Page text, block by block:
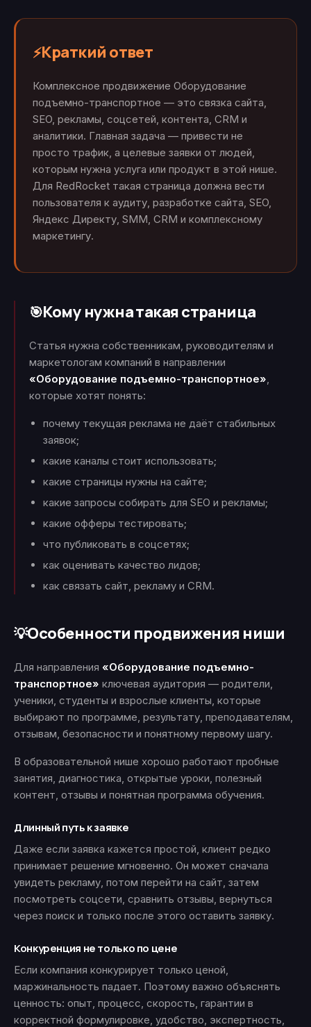
⚡Краткий ответ
Комплексное продвижение Оборудование
подъемно-транспортное — это связка сайта,
SEO, рекламы, соцсетей, контента, CRM и
аналитики. Главная задача — привести не
просто трафик, а целевые заявки от людей,
которым нужна услуга или продукт в этой нише.
Для RedRocket такая страница должна вести
пользователя к аудиту, разработке сайта, SEO,
Яндекс Директу, SMM, CRM и комплексному
маркетингу.
🎯Кому нужна такая страница
Статья нужна собственникам, руководителям и
маркетологам компаний в направлении
«Оборудование подъемно-транспортное»,
которые хотят понять:
почему текущая реклама не даёт стабильных
заявок;
какие каналы стоит использовать;
какие страницы нужны на сайте;
какие запросы собирать для SEO и рекламы;
какие офферы тестировать;
что публиковать в соцсетях;
как оценивать качество лидов;
как связать сайт, рекламу и CRM.
💡Особенности продвижения ниши
Для направления «Оборудование подъемно-
транспортное» ключевая аудитория — родители,
ученики, студенты и взрослые клиенты, которые
выбирают по программе, результату, преподавателям,
отзывам, безопасности и понятному первому шагу.
В образовательной нише хорошо работают пробные
занятия, диагностика, открытые уроки, полезный
контент, отзывы и понятная программа обучения.
Длинный путь к заявке
Даже если заявка кажется простой, клиент редко
принимает решение мгновенно. Он может сначала
увидеть рекламу, потом перейти на сайт, затем
посмотреть соцсети, сравнить отзывы, вернуться
через поиск и только после этого оставить заявку.
Конкуренция не только по цене
Если компания конкурирует только ценой,
маржинальность падает. Поэтому важно объяснять
ценность: опыт, процесс, скорость, гарантии в
корректной формулировке, удобство, экспертность,